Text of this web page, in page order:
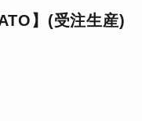
】(受注生産)